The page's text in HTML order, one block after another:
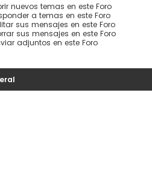
nuevos temas en este Foro
a temas en este Foro
sus mensajes en este Foro
sus mensajes en este Foro
adjuntos en este Foro